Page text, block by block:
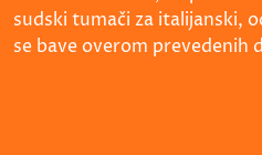
sudski tumači za italijanski,
se bave overom prevedenih